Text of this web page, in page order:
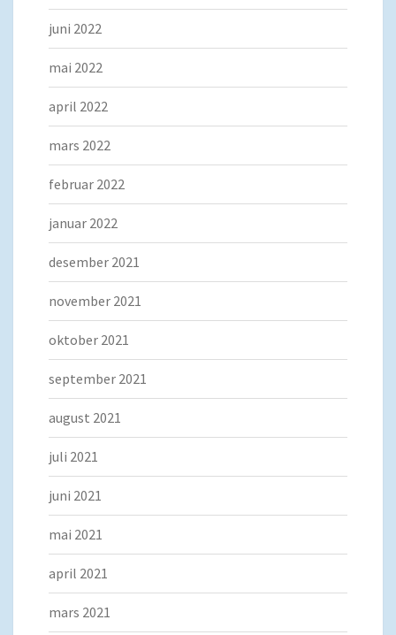
juni 2022
mai 2022
april 2022
mars 2022
februar 2022
januar 2022
desember 2021
november 2021
oktober 2021
september 2021
august 2021
juli 2021
juni 2021
mai 2021
april 2021
mars 2021